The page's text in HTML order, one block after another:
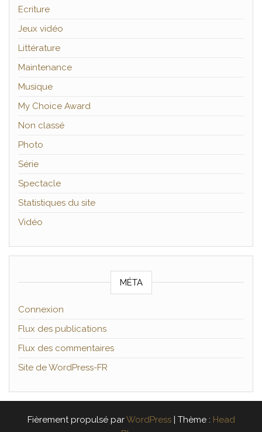
Ecriture
Jeux vidéo
Littérature
Maintenance
Musique
My Choice Award
Non classé
Photo
Série
Spectacle
Statistiques du site
Vidéo
MÉTA
Connexion
Flux des publications
Flux des commentaires
Site de WordPress-FR
Fièrement propulsé parWordPress | Thème : Head